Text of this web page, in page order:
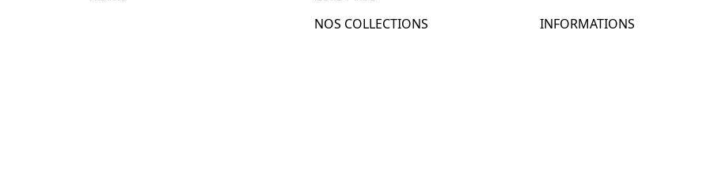
NOS COLLECTIONS
INFORMATIONS